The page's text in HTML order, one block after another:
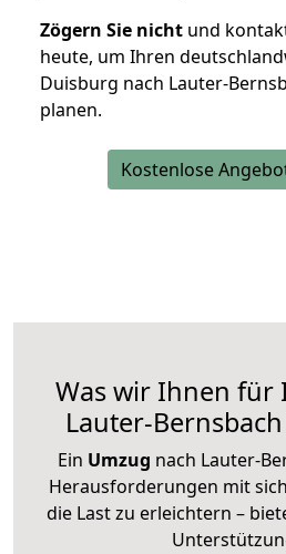
Zögern Sie nicht und
heute, um Ihren
Duisburg nach Lauter-
planen.
Kostenlose
Was wir Ihnen für
Lauter-
Ein Umzug nach Lauter-
Herausforderungen mit
die Last zu erleichtern –